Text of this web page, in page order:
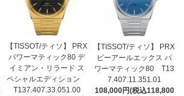
【TISSOT/ティソ】 PRX
パワーマティック80 デ
イミアン・リラード ス
ペシャルエディション
T137.407.33.051.00
【TISSOT/ティソ】 PRX
ピーアールエックス パ
ワーマティック80 T13
7.407.11.351.01
108,000円(税込118,800